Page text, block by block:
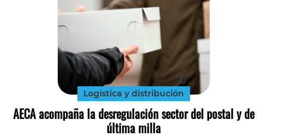
Logística y distribución
AECA acompaña la desregulación sector del postal y de
última milla